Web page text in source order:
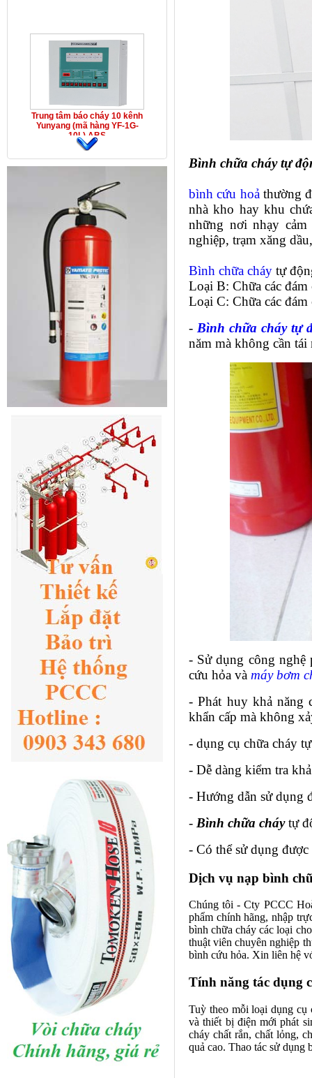
Trung tâm báo cháy 10 kênh
Yunyang (mã hàng YF-1G-
10L) ABS
Bình chữa cháy tự
bình cứu hoảthường
nhà kho hay khu
những nơi nhạy
nghiệp, trạm xăng
Bình chữa cháy tự
Loại B: Chữa các
Loại C: Chữa các
- Bình chữa cháy tự
năm mà không cần tái
- Sử dụng công
cứu hỏa và máy bơm
- Phát huy khả năng
khẩn cấp mà không
- dụng cụ chữa cháy
- Dễ dàng kiểm tra
- Hướng dẫn sử dụng
- Bình chữa cháytự
- Có thể sử dụng
Dịch vụ nạp bình
Chúng tôi - Cty PCCC
phẩm chính hãng, nhập
bình chữa cháy các loại
thuật viên chuyên nghiệp
bình cứu hỏa. Xin liên hệ
Tính năng tác dụng
Tuỳ theo mỗi loạidụng cụ
và thiết bị điện mới phát
cháy chất rắn, chất lỏng,
quả cao. Thao tác sử dụng